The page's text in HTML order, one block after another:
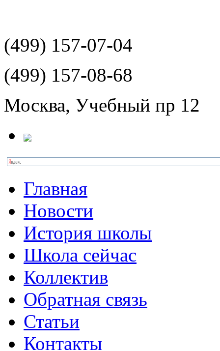
(499) 157-07-04
(499) 157-08-68
Москва, Учебный пр 12
Главная
Новости
История школы
Школа сейчас
Коллектив
Обратная связь
Статьи
Контакты